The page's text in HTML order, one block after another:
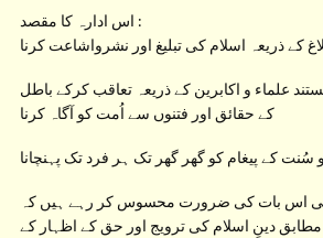
اس ادارہ کا مقصد :
کے ذریعہ اسلام کی تبلیغ اور نشرواشاعت کرنا
علماء و اکابرین کے ذریعہ تعاقب کرکے باطل
کے حقائق اور فتنوں سے اُمت کو آگاہ کرنا
سُنت کے پیغام کو گھر گھر تک ہر فرد تک پہنچانا
اس بات کی ضرورت محسوس کر رہے ہیں کہ
دینِ اسلام کی ترویج اور حق کے اظہار کے